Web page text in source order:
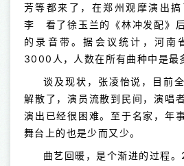
芳等都来了，在郑州观摩演出
李 看了徐玉兰的《林冲发配》
的录音带。据会议统计，河南
3000人，人数在所有曲种中
谈及现状，张凌怡说，目前
解散了，演员流散到民间，演唱
演出已经很困难。至于名家，年
舞台上的也是少而又少。
曲艺回暖，是个渐进的过程